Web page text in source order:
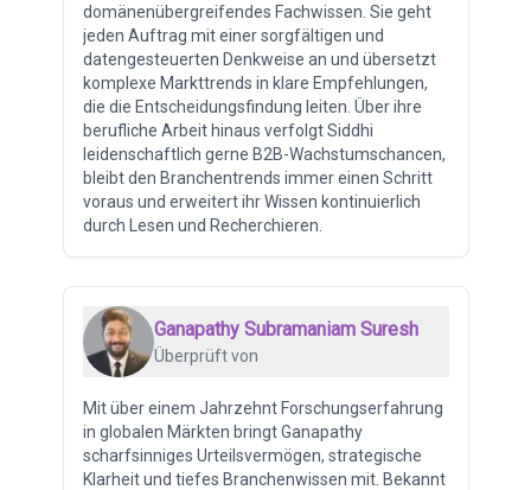
domänenübergreifendes Fachwissen. Sie geht
jeden Auftrag mit einer sorgfältigen und
datengesteuerten Denkweise an und übersetzt
komplexe Markttrends in klare Empfehlungen,
die die Entscheidungsfindung leiten. Über ihre
berufliche Arbeit hinaus verfolgt Siddhi
leidenschaftlich gerne B2B-Wachstumschancen,
bleibt den Branchentrends immer einen Schritt
voraus und erweitert ihr Wissen kontinuierlich
durch Lesen und Recherchieren.
Ganapathy Subramaniam Suresh
Überprüft von
Mit über einem Jahrzehnt Forschungserfahrung
in globalen Märkten bringt Ganapathy
scharfsinniges Urteilsvermögen, strategische
Klarheit und tiefes Branchenwissen mit. Bekannt